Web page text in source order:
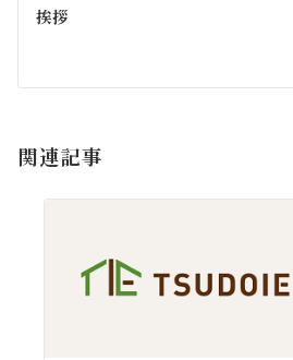
ゲ
シ
ン
挨拶
関連記事